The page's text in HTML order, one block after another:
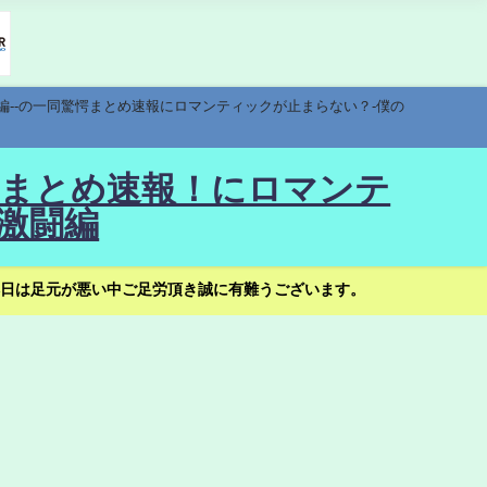
の一同驚愕まとめ速報にロマンティックが止まらない？-僕の
とめ速報！にロマンテ
闘編
足元が悪い中ご足労頂き誠に有難うございます。